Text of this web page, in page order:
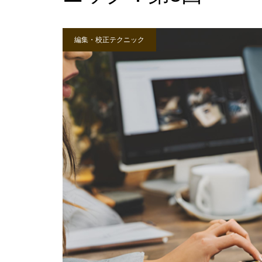
編集・校正テクニック